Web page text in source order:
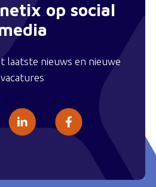
op social
laatste nieuws en nieuwe
vacatures